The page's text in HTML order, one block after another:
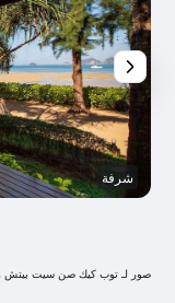
شرفة
صور لـ توب كيك صن سيت بيتش